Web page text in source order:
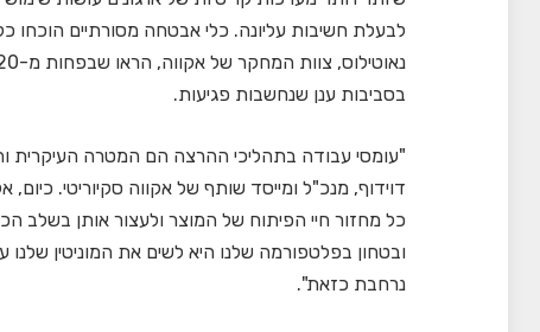
לבעלת חשיבות עליונה. כלי אבטחה מסורתיים הוכחו
בסביבות ענן שנחשבות פגיעות.
"עומסי עבודה בתהליכי ההרצה הם המטרה העיקרית
דוידוף, מנכ"ל ומייסד שותף של אקווה סקיוריטי.
כל מחזור חיי הפיתוח של המוצר ולעצור אותן בשלב
ובטחון בפלטפורמה שלנו היא לשים את המוניטין
נרחבת כזאת".